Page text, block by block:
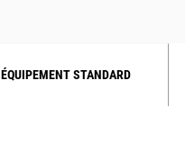
ÉQUIPEMENT STANDARD